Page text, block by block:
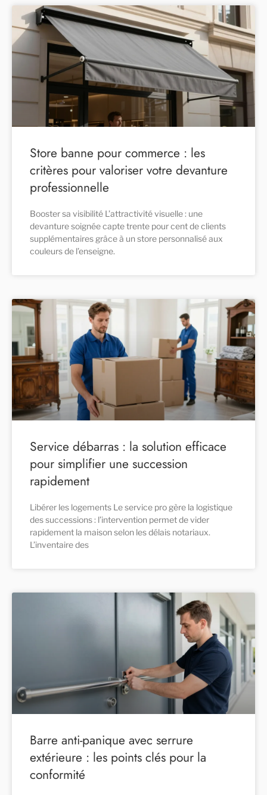
Store banne pour commerce : les
critères pour valoriser votre devanture
professionnelle
Booster sa visibilité L’attractivité visuelle : une
devanture soignée capte trente pour cent de clients
supplémentaires grâce à un store personnalisé aux
couleurs de l’enseigne.
Service débarras : la solution efficace
pour simplifier une succession
rapidement
Libérer les logements Le service pro gère la logistique
des successions : l’intervention permet de vider
rapidement la maison selon les délais notariaux.
L’inventaire des
Barre anti-panique avec serrure
extérieure : les points clés pour la
conformité